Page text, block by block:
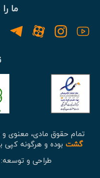
ما
تمام حقوق مادی، معنوی
گشت بوده و هرگونه کپی
طراحی و